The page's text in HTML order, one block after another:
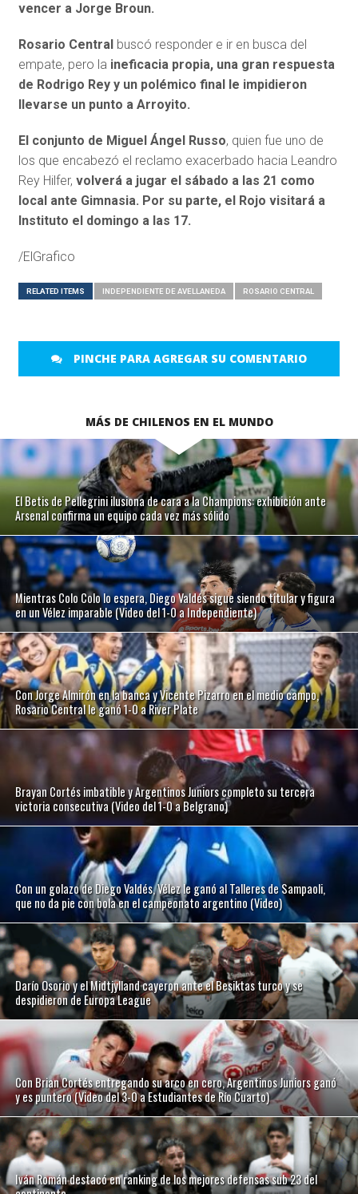
vencer a Jorge Broun.
Rosario Central buscó responder e ir en busca del
empate, pero la ineficacia propia, una gran respuesta
de Rodrigo Rey y un polémico final le impidieron
llevarse un punto a Arroyito.
El conjunto de Miguel Ángel Russo, quien fue uno de
los que encabezó el reclamo exacerbado hacia Leandro
Rey Hilfer, volverá a jugar el sábado a las 21 como
local ante Gimnasia. Por su parte, el Rojo visitará a
Instituto el domingo a las 17.
/ElGrafico
RELATED ITEMS INDEPENDIENTE DE AVELLANEDA ROSARIO CENTRAL
PINCHE PARA AGREGAR SU COMENTARIO
MÁS DE CHILENOS EN EL MUNDO
El Betis de Pellegrini ilusiona de cara a la Champions: exhibición ante
Arsenal confirma un equipo cada vez más sólido
Mientras Colo Colo lo espera, Diego Valdés sigue siendo titular y figura
en un Vélez imparable (Video del 1-0 a Independiente)
Con Jorge Almirón en la banca y Vicente Pizarro en el medio campo,
Rosario Central le ganó 1-0 a River Plate
Brayan Cortés imbatible y Argentinos Juniors completo su tercera
victoria consecutiva (Video del 1-0 a Belgrano)
Con un golazo de Diego Valdés, Vélez le ganó al Talleres de Sampaoli,
que no da pie con bola en el campeonato argentino (Video)
Darío Osorio y el Midtjylland cayeron ante el Besiktas turco y se
despidieron de Europa League
Con Brian Cortés entregando su arco en cero, Argentinos Juniors ganó
y es puntero (Video del 3-0 a Estudiantes de Río Cuarto)
Iván Román destacó en ranking de los mejores defensas sub 23 del